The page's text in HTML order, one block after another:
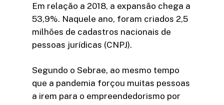
Em relação a 2018, a expansão chega a
53,9%. Naquele ano, foram criados 2,5
milhões de cadastros nacionais de
pessoas jurídicas (CNPJ).
Segundo o Sebrae, ao mesmo tempo
que a pandemia forçou muitas pessoas
a irem para o empreendedorismo por